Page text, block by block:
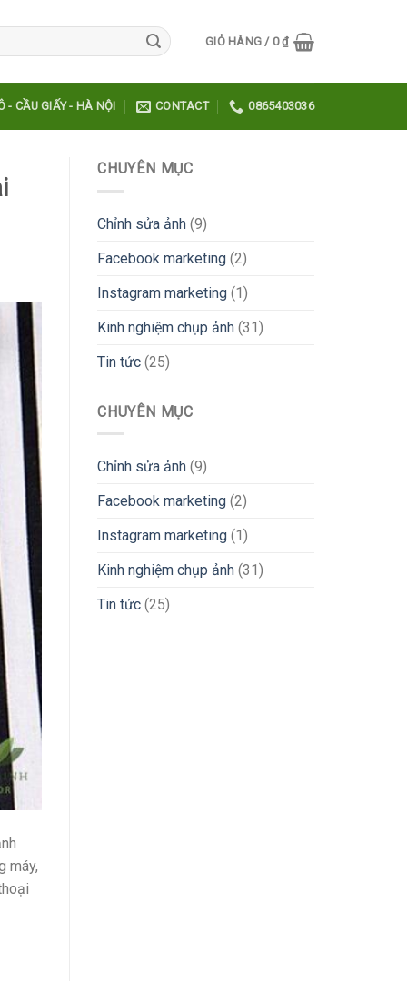
GIỎ HÀNG / 0₫
- CẦU GIẤY - HÀ NỘI CONTACT 0865403036
máy,
CHUYÊN MỤC
Chỉnh sửa ảnh (9)
Facebook marketing (2)
Instagram marketing (1)
Kinh nghiệm chụp ảnh (31)
Tin tức (25)
CHUYÊN MỤC
Chỉnh sửa ảnh (9)
Facebook marketing (2)
Instagram marketing (1)
Kinh nghiệm chụp ảnh (31)
Tin tức (25)